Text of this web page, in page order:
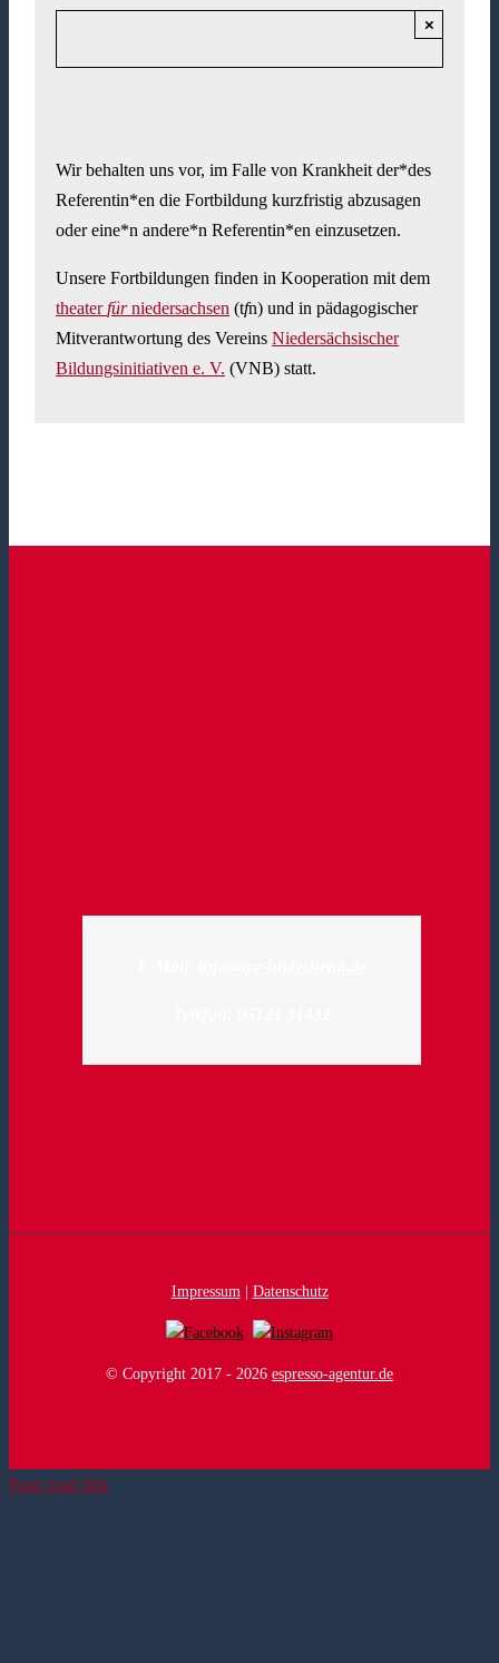
×
Wir behalten uns vor, im Falle von Krankheit der*des
Referentin*en die Fortbildung kurzfristig abzusagen
oder eine*n andere*n Referentin*en einzusetzen.
Unsere Fortbildungen finden in Kooperation mit dem
theaterfürniedersachsen (tfn) und in pädagogischer
Mitverantwortung des VereinsNiedersächsischer
Bildungsinitiativen e. V. (VNB) statt.
Impressum | Datenschutz
© Copyright 2017 - 2026 espresso-agentur.de
Page load link